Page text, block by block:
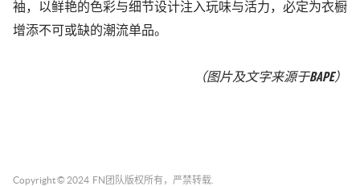
袖，以鲜艳的色彩与细节设计注入玩味与活力，必定为衣橱
增添不可或缺的潮流单品。
（图片及文字来源于BAPE）
Copyright © 2024 FN团队 版权所有，严禁转载.